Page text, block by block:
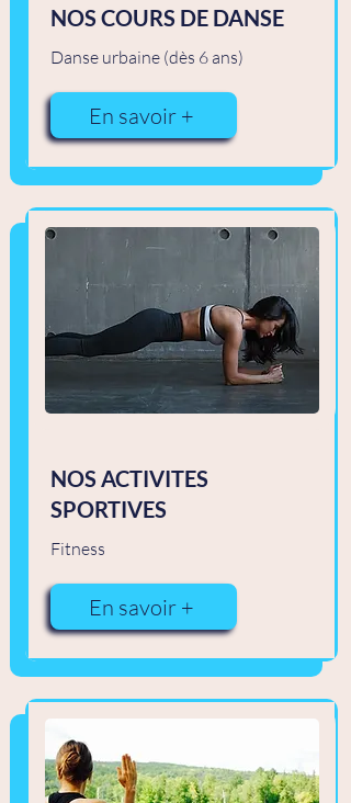
NOS COURS DE DANSE
Danse urbaine (dès 6 ans)
En savoir +
NOS ACTIVITES
SPORTIVES
Fitness
En savoir +